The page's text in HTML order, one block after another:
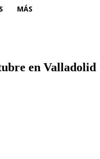
MÁS
en Valladolid